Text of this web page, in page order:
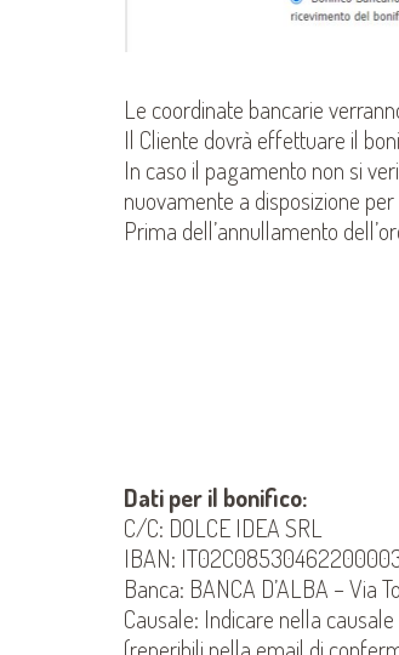
Le coordinate bancarie
Il Cliente dovrà effettuare il
In caso il pagamento non si
nuovamente a disposizione
Prima dell’annullamento
Dati per il bonifico:
C/C: DOLCE IDEA SRL
IBAN:
Banca: BANCA D’ALBA – Via
Causale: Indicare nella
(reperibili nella email di